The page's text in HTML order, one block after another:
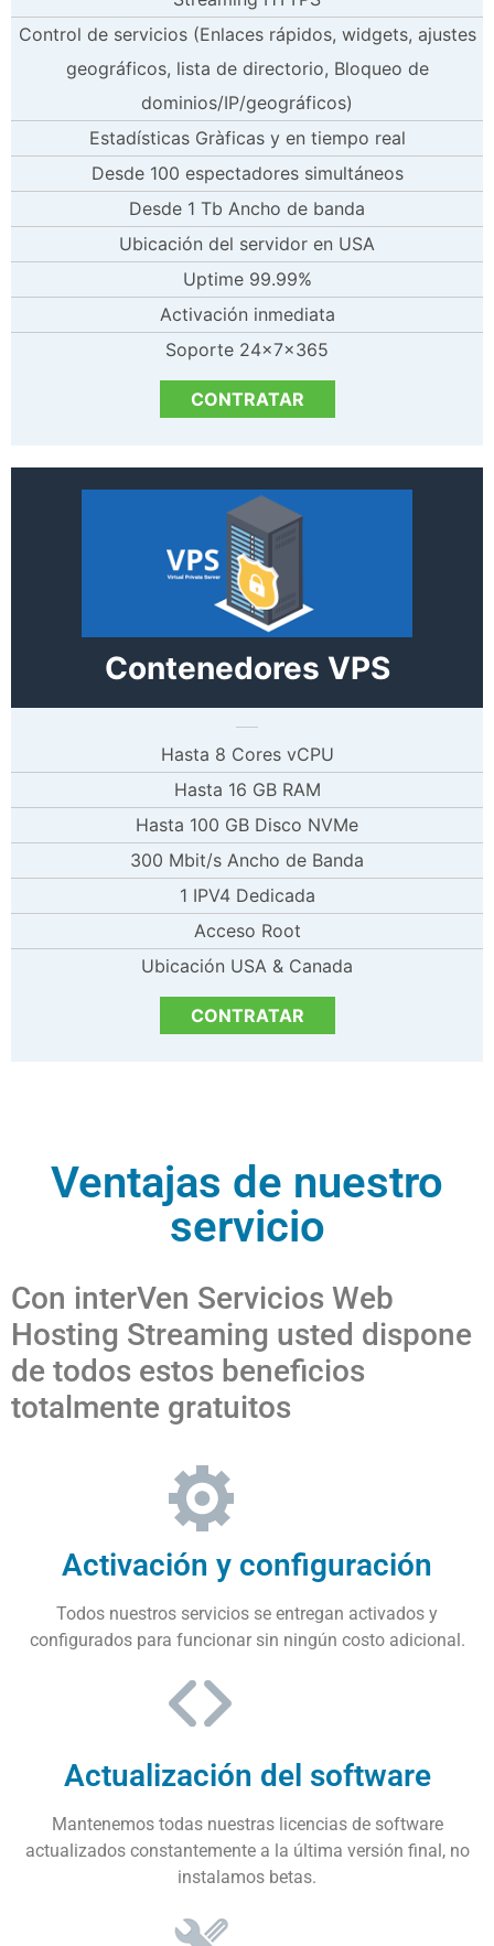
Control de servicios (Enlaces rápidos, widgets, ajustes
geográficos, lista de directorio, Bloqueo de
dominios/IP/geográficos)
Estadísticas Gràficas y en tiempo real
Desde 100 espectadores simultáneos
Desde 1 Tb Ancho de banda
Ubicación del servidor en USA
Uptime 99.99%
Activación inmediata
Soporte 24x7x365
CONTRATAR
Contenedores VPS
Hasta 8 Cores vCPU
Hasta 16 GB RAM
Hasta 100 GB Disco NVMe
300 Mbit/s Ancho de Banda
1 IPV4 Dedicada
Acceso Root
Ubicación USA & Canada
CONTRATAR
Ventajas de nuestro
servicio
Con interVen Servicios Web
Hosting Streaming usted dispone
de todos estos beneficios
totalmente gratuitos
Activación y configuración
Todos nuestros servicios se entregan activados y
configurados para funcionar sin ningún costo adicional.
Actualización del software
Mantenemos todas nuestras licencias de software
actualizados constantemente a la última versión final, no
instalamos betas.